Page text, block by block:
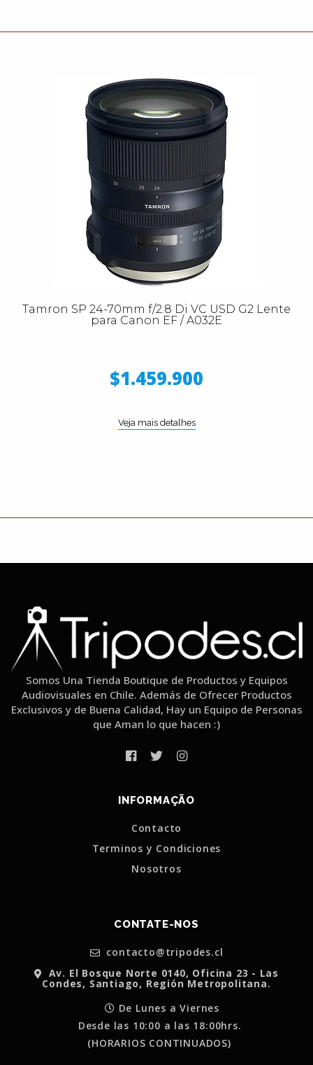
Tamron SP 24-70mm f/2.8 Di VC USD G2 Lente
para Canon EF / A032E
$1.459.900
Veja mais detalhes
Somos Una Tienda Boutique de Productos y Equipos
Audiovisuales en Chile. Además de Ofrecer Productos
Exclusivos y de Buena Calidad, Hay un Equipo de Personas
que Aman lo que hacen :)
INFORMAÇÃO
Contacto
Terminos y Condiciones
Nosotros
CONTATE-NOS
contacto@tripodes.cl
Av. El Bosque Norte 0140, Oficina 23 - Las
Condes, Santiago, Región Metropolitana.
De Lunes a Viernes
Desde las 10:00 a las 18:00hrs.
(HORARIOS CONTINUADOS)